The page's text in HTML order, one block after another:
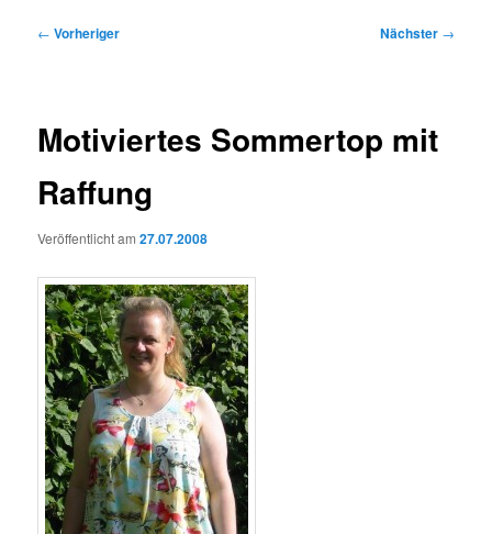
Beitragsnavigation
← Vorheriger Nächster →
Motiviertes Sommertop mit
Raffung
Veröffentlicht am27.07.2008